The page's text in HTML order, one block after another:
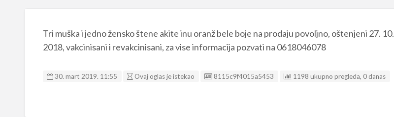
Tri muška i jedno žensko štene akite inu oranž bele boje na prodaju povoljno, oštenjeni 27. 10.
2018, vakcinisani i revakcinisani, za vise informacija pozvati na 0618046078
30. mart 2019. 11:55 Ovaj oglas je istekao Listing ID
8115c9f4015a5453 1198 ukupno pregleda, 0 danas